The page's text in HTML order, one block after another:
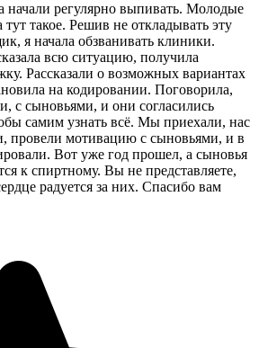
начали регулярно выпивать. Молодые
такое. Решив не откладывать эту
я начала обзванивать клиники.
всю ситуацию, получила
Рассказали о возможных вариантах
на кодировании. Поговорила,
с сыновьями, и они согласились
самим узнать всё. Мы приехали, нас
провели мотивацию с сыновьями, и в
Вот уже год прошел, а сыновья
к спиртному. Вы не представляете,
радуется за них. Спасибо вам